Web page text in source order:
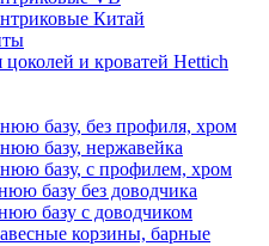
Китай
и кроватей Hettich
базу, без профиля, хром
базу, нержавейка
базу, с профилем, хром
базу без доводчика
базу с доводчиком
корзины, барные